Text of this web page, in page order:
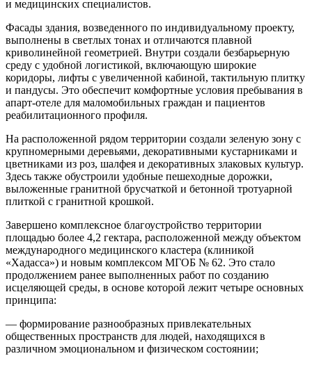
и медицинских специалистов.
Фасады здания, возведенного по индивидуальному проекту,
выполнены в светлых тонах и отличаются плавной
криволинейной геометрией. Внутри создали безбарьерную
среду с удобной логистикой, включающую широкие
коридоры, лифты с увеличенной кабиной, тактильную плитку
и пандусы. Это обеспечит комфортные условия пребывания в
апарт-отеле для маломобильных граждан и пациентов
реабилитационного профиля.
На расположенной рядом территории создали зеленую зону с
крупномерными деревьями, декоративными кустарниками и
цветниками из роз, шалфея и декоративных злаковых культур.
Здесь также обустроили удобные пешеходные дорожки,
выложенные гранитной брусчаткой и бетонной тротуарной
плиткой с гранитной крошкой.
Завершено комплексное благоустройство территории
площадью более 4,2 гектара, расположенной между объектом
международного медицинского кластера (клиникой
«Хадасса») и новым комплексом МГОБ № 62. Это стало
продолжением ранее выполненных работ по созданию
исцеляющей среды, в основе которой лежит четыре основных
принципа:
— формирование разнообразных привлекательных
общественных пространств для людей, находящихся в
различном эмоциональном и физическом состоянии;